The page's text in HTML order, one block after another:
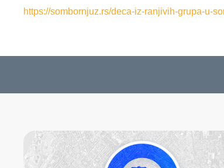
https://sombornjuz.rs/deca-iz-ranjivih-grupa-u-